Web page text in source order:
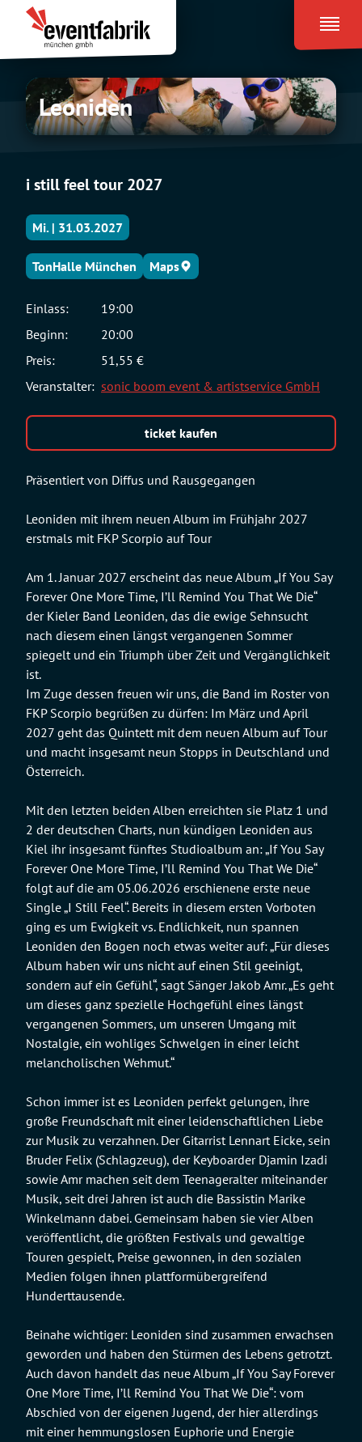
Inhalt
springen
Eventfabrik
München
Leoniden
Leoniden
i still feel tour 2027
Präsentiert von Diffus und Rausgegangen
Leoniden mit ihrem neuen Album im Frühjahr 2027
erstmals mit FKP Scorpio auf Tour
Am 1. Januar 2027 erscheint das neue Album „If You Say
Forever One More Time, I’ll Remind You That We Die“
der Kieler Band Leoniden, das die ewige Sehnsucht
nach diesem einen längst vergangenen Sommer
spiegelt und ein Triumph über Zeit und Vergänglichkeit
ist.
Im Zuge dessen freuen wir uns, die Band im Roster von
FKP Scorpio begrüßen zu dürfen: Im März und April
2027 geht das Quintett mit dem neuen Album auf Tour
und macht insgesamt neun Stopps in Deutschland und
Österreich.
Mit den letzten beiden Alben erreichten sie Platz 1 und
2 der deutschen Charts, nun kündigen Leoniden aus
Kiel ihr insgesamt fünftes Studioalbum an: „If You Say
Forever One More Time, I’ll Remind You That We Die“
folgt auf die am 05.06.2026 erschienene erste neue
Single „I Still Feel“. Bereits in diesem ersten Vorboten
ging es um Ewigkeit vs. Endlichkeit, nun spannen
Leoniden den Bogen noch etwas weiter auf: „Für dieses
Album haben wir uns nicht auf einen Stil geeinigt,
sondern auf ein Gefühl“, sagt Sänger Jakob Amr. „Es geht
um dieses ganz spezielle Hochgefühl eines längst
vergangenen Sommers, um unseren Umgang mit
Nostalgie, ein wohliges Schwelgen in einer leicht
melancholischen Wehmut.“
Schon immer ist es Leoniden perfekt gelungen, ihre
große Freundschaft mit einer leidenschaftlichen Liebe
zur Musik zu verzahnen. Der Gitarrist Lennart Eicke, sein
Bruder Felix (Schlagzeug), der Keyboarder Djamin Izadi
sowie Amr machen seit dem Teenageralter miteinander
Musik, seit drei Jahren ist auch die Bassistin Marike
Winkelmann dabei. Gemeinsam haben sie vier Alben
veröffentlicht, die größten Festivals und gewaltige
Touren gespielt, Preise gewonnen, in den sozialen
Medien folgen ihnen plattformübergreifend
Hunderttausende.
Beinahe wichtiger: Leoniden sind zusammen erwachsen
geworden und haben den Stürmen des Lebens getrotzt.
Auch davon handelt das neue Album „If You Say Forever
One More Time, I’ll Remind You That We Die“: vom
Abschied von der eigenen Jugend, der hier allerdings
mit einer hemmungslosen Euphorie und Energie
Mi. | 31.03.2027
TonHalle München Maps
Einlass:
19:00
Beginn:
20:00
Preis:
51,55 €
Veranstalter: sonic boom event & artistservice GmbH
ticket kaufen